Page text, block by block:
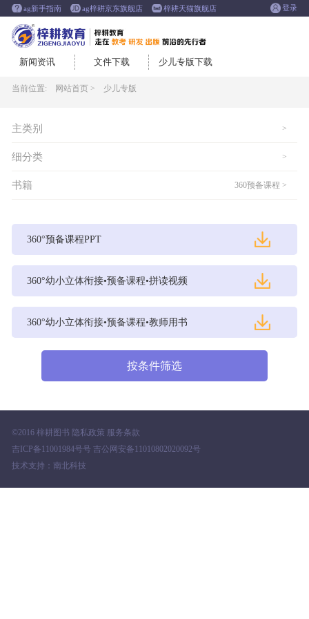
ag新手指南 ag梓耕京东旗舰店 梓耕天猫旗舰店 登录
新闻资讯 文件下载 少儿专版下载
当前位置: 网站首页 > 少儿专版
主类别 >
细分类 >
书籍 360预备课程 >
360°预备课程PPT
360°幼小立体衔接•预备课程•拼读视频
360°幼小立体衔接•预备课程•教师用书
©2016 梓耕图书 隐私政策 服务条款
吉ICP备11001984号号 吉公网安备11010802020092号
技术支持：南北科技